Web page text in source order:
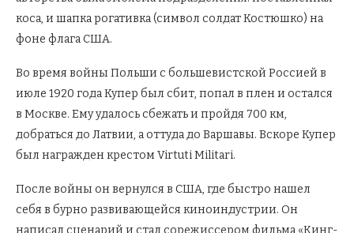
коса, и шапка рогативка (символ солдат Костюшко) на
фоне флага США.
Во время войны Польши с большевистской Россией в
июле 1920 года Купер был сбит, попал в плен и остался
в Москве. Ему удалось сбежать и пройдя 700 км,
добраться до Латвии, а оттуда до Варшавы. Вскоре Купер
был награжден крестом Virtuti Militari.
После войны он вернулся в США, где быстро нашел
себя в бурно развивающейся киноиндустрии. Он
написал сценарий и стал сорежиссером фильма «Кинг-